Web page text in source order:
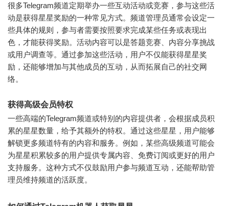
很多Telegram频道定期举办一些互动活动或竞赛，参与这些活
动是获得星星奖励的一种常见方式。频道管理员通常会设定一
些具体的规则，参与者需要按照要求完成某些任务或表现出
色，才能获得奖励。活动内容可以是答题竞赛、内容分享挑战
或用户调查等。通过参加这些活动，用户不仅能获得星星奖
励，还能够增加与其他成员的互动，从而拓展自己的社交网
络。
获得高级会员特权
一些高端的Telegram频道或特别的内容提供者，会根据成员积
累的星星数量，给予其额外的特权。通过这些星星，用户能够
解锁更多频道特有的内容和服务。例如，某些高级频道可能会
为星星积累较多的用户提供专属内容、免费订阅或更好的用户
支持服务。这种方式不仅鼓励用户参与频道互动，还能帮助管
理员维持频道的活跃度。